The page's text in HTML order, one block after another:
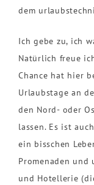
dem
Ich gebe zu, ich
Natürlich freue
Chance hat hier
Urlaubstage an
den Nord- oder
lassen. Es ist
ein bisschen
Promenaden
und Hotellerie